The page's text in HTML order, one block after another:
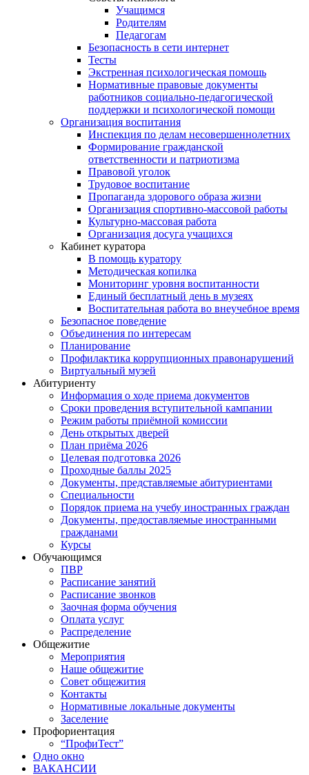
Учащимся
Родителям
Педагогам
Безопасность в сети интернет
Тесты
Экстренная психологическая помощь
Нормативные правовые документы
работников социально-педагогической
поддержки и психологической помощи
Организация воспитания
Инспекция по делам несовершеннолетних
Формирование гражданской
ответственности и патриотизма
Правовой уголок
Трудовое воспитание
Пропаганда здорового образа жизни
Организация спортивно-массовой работы
Культурно-массовая работа
Организация досуга учащихся
Кабинет куратора
В помощь куратору
Методическая копилка
Мониторинг уровня воспитанности
Единый бесплатный день в музеях
Воспитательная работа во внеучебное время
Безопасное поведение
Объединения по интересам
Планирование
Профилактика коррупционных правонарушений
Виртуальный музей
Абитуриенту
Информация о ходе приема документов
Сроки проведения вступительной кампании
Режим работы приёмной комиссии
День открытых дверей
План приёма 2026
Целевая подготовка 2026
Проходные баллы 2025
Документы, представляемые абитуриентами
Специальности
Порядок приема на учебу иностранных граждан
Документы, предоставляемые иностранными
гражданами
Курсы
Обучающимся
ПВР
Расписание занятий
Расписание звонков
Заочная форма обучения
Оплата услуг
Распределение
Общежитие
Мероприятия
Наше общежитие
Совет общежития
Контакты
Нормативные локальные документы
Заселение
Профориентация
“ПрофиТест”
Одно окно
ВАКАНСИИ